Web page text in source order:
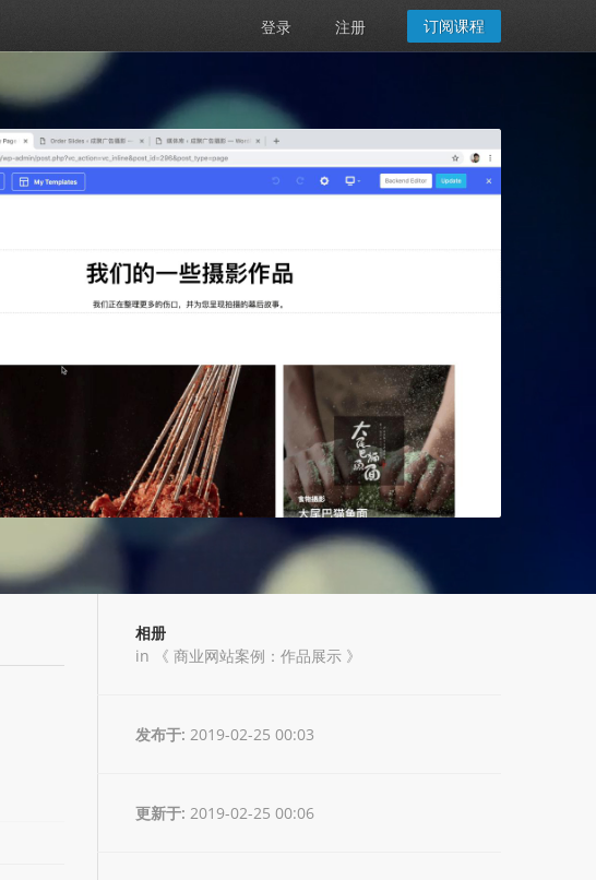
登录 注册 订阅课程
相册
in 《 商业网站案例：作品展示 》
发布于: 2019-02-25 00:03
更新于: 2019-02-25 00:06